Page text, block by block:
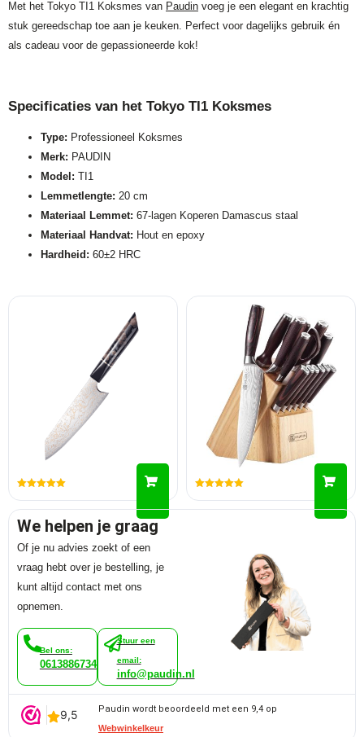
Met het Tokyo TI1 Koksmes van Paudin voeg je een elegant en krachtig
stuk gereedschap toe aan je keuken. Perfect voor dagelijks gebruik én
als cadeau voor de gepassioneerde kok!
Specificaties van het Tokyo TI1 Koksmes
Type: Professioneel Koksmes
Merk: PAUDIN
Model: TI1
Lemmetlengte: 20 cm
Materiaal Lemmet: 67-lagen Koperen Damascus staal
Materiaal Handvat: Hout en epoxy
Hardheid: 60±2 HRC
We helpen je graag
Of je nu advies zoekt of een
vraag hebt over je bestelling, je
kunt altijd contact met ons
opnemen.
Bel ons:
0613886734
Stuur een
email:
info@paudin.nl
Paudin wordt beoordeeld met een 9,4 op
Webwinkelkeur